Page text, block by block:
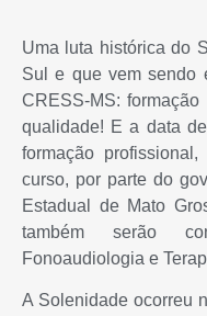
Uma luta histórica do
Sul e que vem sendo
CRESS-MS:
qualidade! E a data
formação
curso, por parte do
Estadual de Mato
também serão
Fonoaudiologia e
A Solenidade ocorreu